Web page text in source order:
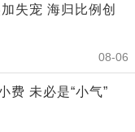
失宠 海归比例创
08-06
费 未必是“小气”